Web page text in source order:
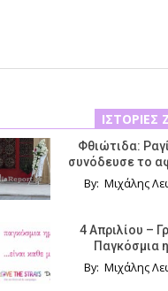
Φθιώτιδα:
συνόδευσε το
By: Μιχάλης
4 Απριλίου –
Παγκόσμια
By: Μιχάλης